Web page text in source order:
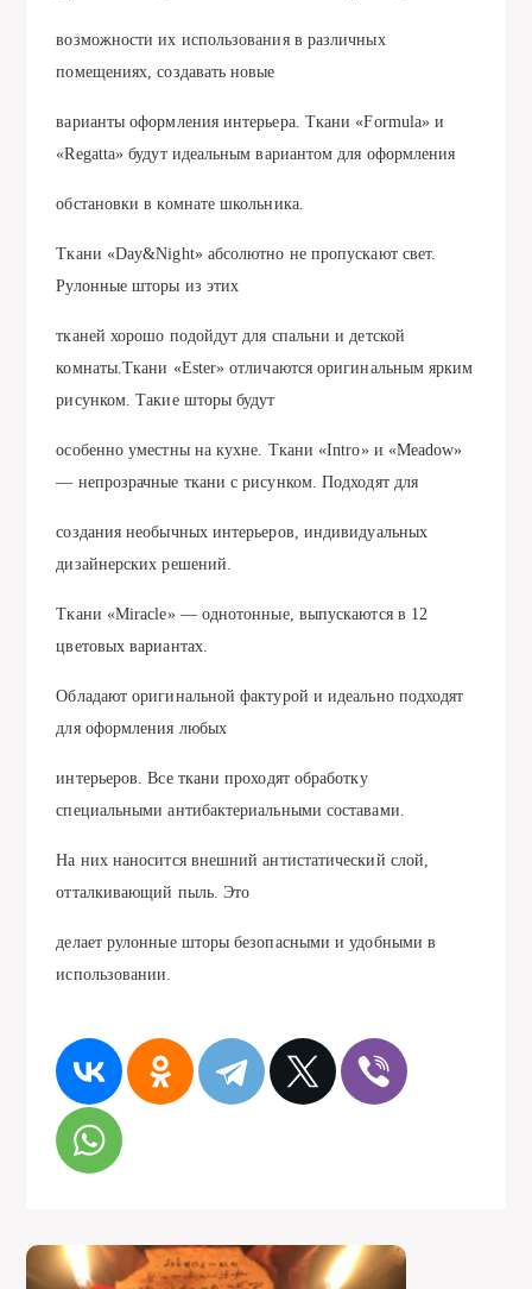
возможности их использования в различных
помещениях, создавать новые
варианты оформления интерьера. Ткани «Formula» и
«Regatta» будут идеальным вариантом для оформления
обстановки в комнате школьника.
Ткани «Day&Night» абсолютно не пропускают свет.
Рулонные шторы из этих
тканей хорошо подойдут для спальни и детской
комнаты.Ткани «Ester» отличаются оригинальным ярким
рисунком. Такие шторы будут
особенно уместны на кухне. Ткани «Intro» и «Meadow»
— непрозрачные ткани с рисунком. Подходят для
создания необычных интерьеров, индивидуальных
дизайнерских решений.
Ткани «Miracle» — однотонные, выпускаются в 12
цветовых вариантах.
Обладают оригинальной фактурой и идеально подходят
для оформления любых
интерьеров. Все ткани проходят обработку
специальными антибактериальными составами.
На них наносится внешний антистатический слой,
отталкивающий пыль. Это
делает рулонные шторы безопасными и удобными в
использовании.